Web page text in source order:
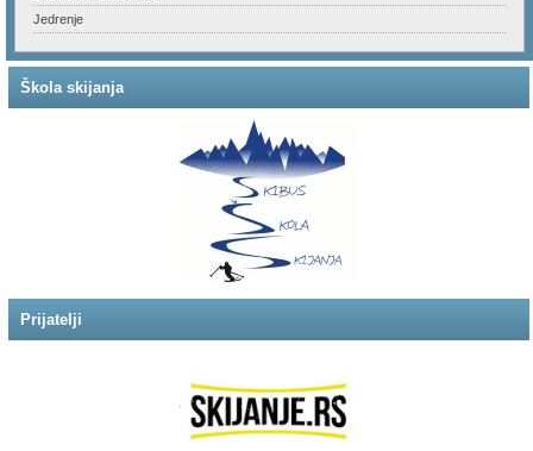
Jedrenje
Škola skijanja
Prijatelji